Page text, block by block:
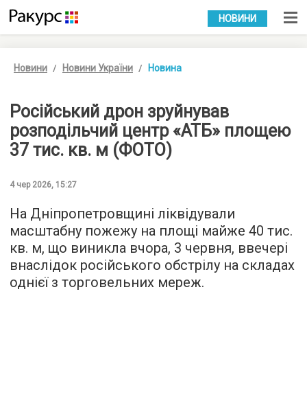
УКР РУС
НОВИНИ
Новини Новини України Новина
Російський дрон зруйнував
розподільчий центр «АТБ» площею
37 тис. кв. м (ФОТО)
4 чер 2026, 15:27
На Дніпропетровщині ліквідували
масштабну пожежу на площі майже 40 тис.
кв. м, що виникла вчора, 3 червня, ввечері
внаслідок російського обстрілу на складах
однієї з торговельних мереж.